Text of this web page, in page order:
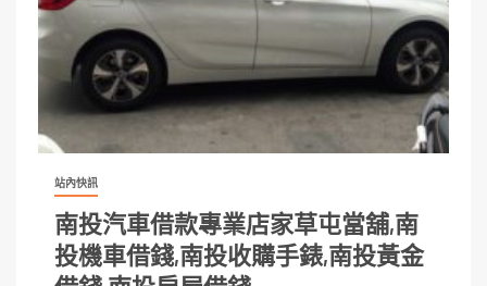
站內快訊
南投汽車借款專業店家草屯當舖,南
投機車借錢,南投收購手錶,南投黃金